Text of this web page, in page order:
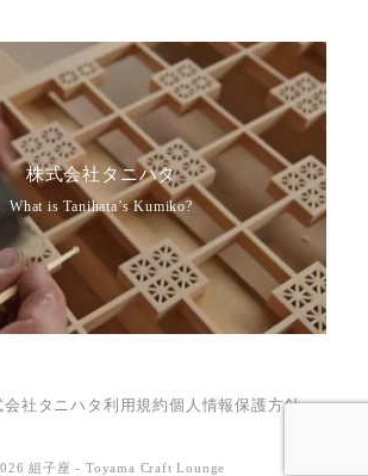
株式会社タニハタ
What is Tanihata’s Kumiko?
社タニハタ 利用規約個人情報保護方針
組子座 - Toyama Craft Lounge